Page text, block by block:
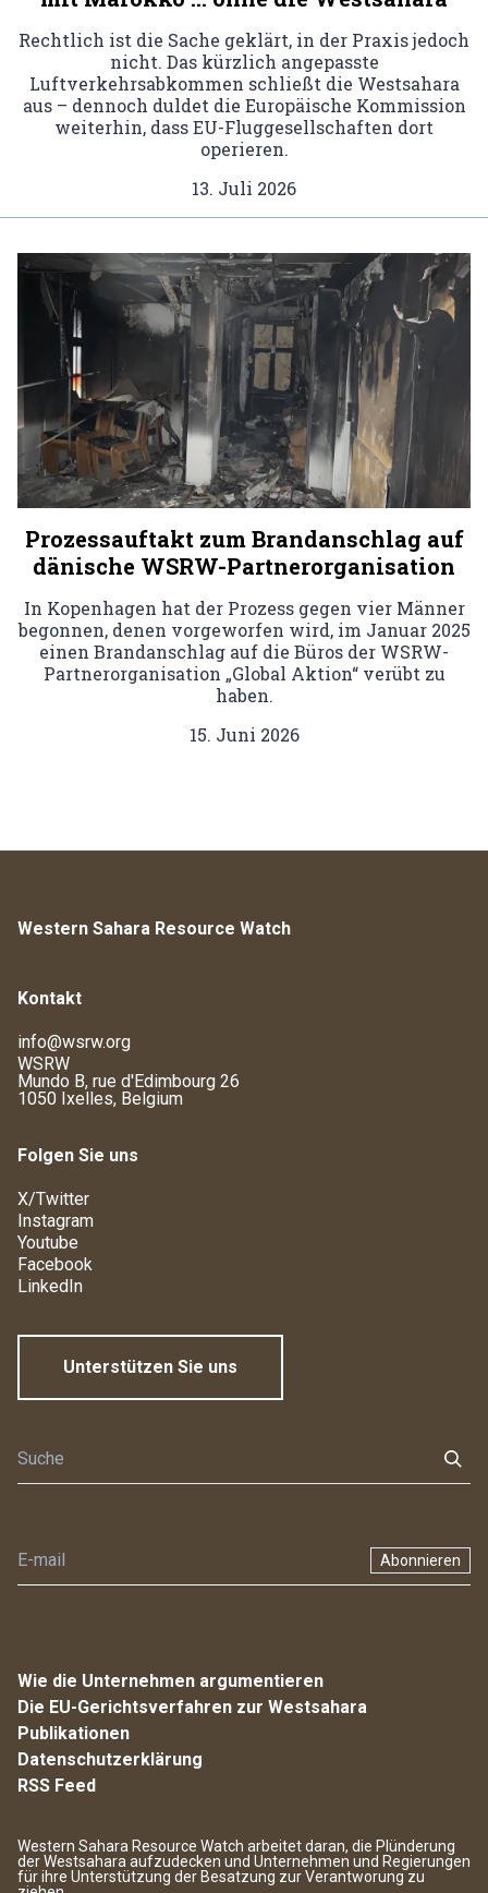
Rechtlich ist die Sache geklärt, in der Praxis jedoch
nicht. Das kürzlich angepasste
Luftverkehrsabkommen schließt die Westsahara
aus – dennoch duldet die Europäische Kommission
weiterhin, dass EU-Fluggesellschaften dort
operieren.
13. Juli 2026
Prozessauftakt zum Brandanschlag auf
dänische WSRW-Partnerorganisation
In Kopenhagen hat der Prozess gegen vier Männer
begonnen, denen vorgeworfen wird, im Januar 2025
einen Brandanschlag auf die Büros der WSRW-
Partnerorganisation „Global Aktion“ verübt zu
haben.
15. Juni 2026
Western Sahara Resource Watch
Kontakt
info@wsrw.org
WSRW
Mundo B, rue d'Edimbourg 26
1050 Ixelles, Belgium
Folgen Sie uns
X/Twitter
Instagram
Youtube
Facebook
LinkedIn
Unterstützen Sie uns
Abonnieren
Wie die Unternehmen argumentieren
Die EU-Gerichtsverfahren zur Westsahara
Publikationen
Datenschutzerklärung
RSS Feed
Western Sahara Resource Watch arbeitet daran, die Plünderung
der Westsahara aufzudecken und Unternehmen und Regierungen
für ihre Unterstützung der Besatzung zur Verantworung zu